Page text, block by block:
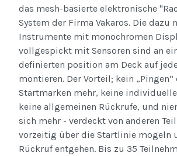
das mesh-basierte elektronische
System der Firma Vakaros. Die dazu
Instrumente mit monochromen
vollgespickt mit Sensoren sind an
definierten position am Deck auf
montieren. Der Vorteil; kein „Pingen“
Startmarken mehr, keine
keine allgemeinen Rückrufe, und
sich mehr - verdeckt von anderen
vorzeitig über die Startlinie mogeln
Rückruf entgehen. Bis zu 35